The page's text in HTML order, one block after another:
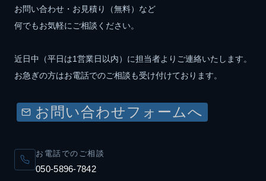
お問い合わせ・お見積り（無料）など
何でもお気軽にご相談ください。
近日中（平日は1営業日以内）に担当者よりご連絡いたします。
お急ぎの方はお電話でのご相談も受け付けております。
お問い合わせフォームへ
お電話でのご相談
050-5896-7842